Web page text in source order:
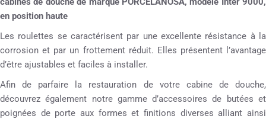
en position haute
Les roulettes se caractérisent par une excellente résistance à la
corrosion et par un frottement réduit. Elles présentent l’avantage
d’être ajustables et faciles à installer.
Afin de parfaire la restauration de votre cabine de douche,
découvrez également notre gamme d’accessoires de butées et
poignées de porte aux formes et finitions diverses alliant ainsi